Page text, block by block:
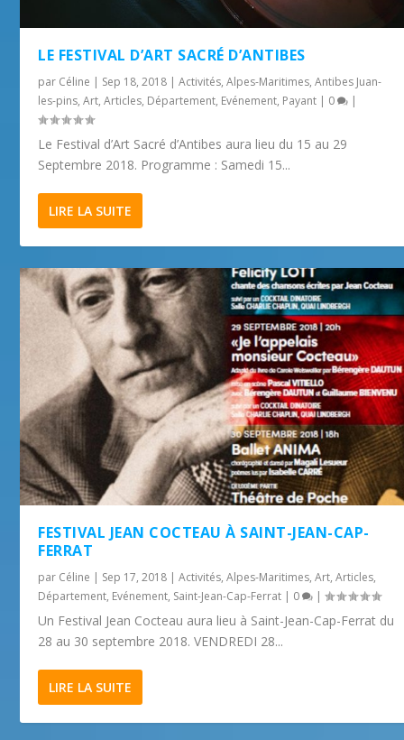
LE FESTIVAL D’ART SACRÉ D’ANTIBES
par Céline | Sep 18, 2018 |Activités,Alpes-Maritimes,Antibes Juan-
les-pins,Art,Articles, Département, Evénement, Payant | 0 |
Le Festival d’Art Sacré d’Antibes aura lieu du 15 au 29
Septembre 2018. Programme : Samedi 15...
LIRE LA SUITE
FESTIVAL JEAN COCTEAU À SAINT-JEAN-CAP-
FERRAT
par Céline | Sep 17, 2018 |Activités,Alpes-Maritimes,Art,Articles,
Département, Evénement, Saint-Jean-Cap-Ferrat | 0 |
Un Festival Jean Cocteau aura lieu à Saint-Jean-Cap-Ferrat du
28 au 30 septembre 2018. VENDREDI 28...
LIRE LA SUITE